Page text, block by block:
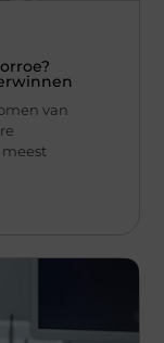
van
meest